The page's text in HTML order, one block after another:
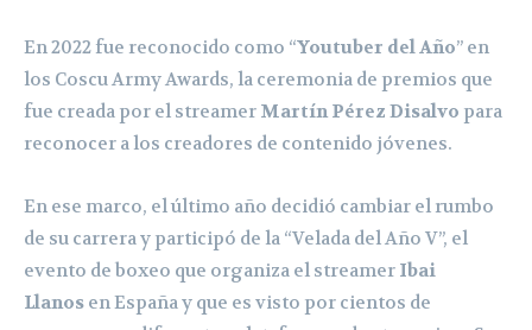
En 2022 fue reconocido como “Youtuber del Año” en
los Coscu Army Awards, la ceremonia de premios que
fue creada por el streamer Martín Pérez Disalvo para
reconocer a los creadores de contenido jóvenes.
En ese marco, el último año decidió cambiar el rumbo
de su carrera y participó de la “Velada del Año V”, el
evento de boxeo que organiza el streamer Ibai
Llanos en España y que es visto por cientos de